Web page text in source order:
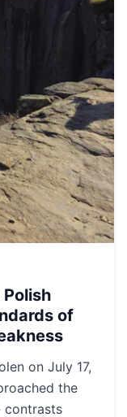
of
on July 17,
the
contrasts